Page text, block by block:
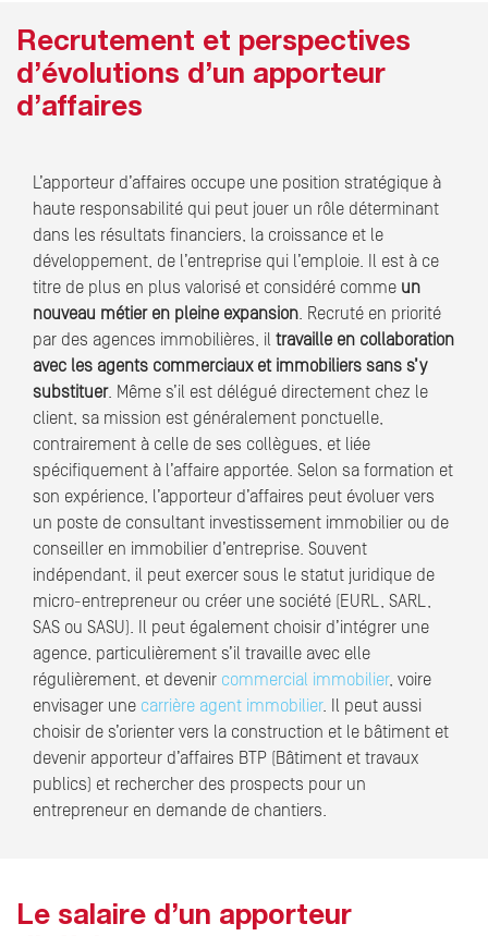
Recrutement et perspectives
d’évolutions d’un apporteur
d’affaires
L’apporteur d’affaires occupe une position stratégique à
haute responsabilité qui peut jouer un rôle déterminant
dans les résultats financiers, la croissance et le
développement, de l’entreprise qui l’emploie. Il est à ce
titre de plus en plus valorisé et considéré comme un
nouveau métier en pleine expansion. Recruté en priorité
par des agences immobilières, il travaille en collaboration
avec les agents commerciaux et immobiliers sans s’y
substituer. Même s’il est délégué directement chez le
client, sa mission est généralement ponctuelle,
contrairement à celle de ses collègues, et liée
spécifiquement à l’affaire apportée. Selon sa formation et
son expérience, l’apporteur d’affaires peut évoluer vers
un poste de consultant investissement immobilier ou de
conseiller en immobilier d’entreprise. Souvent
indépendant, il peut exercer sous le statut juridique de
micro-entrepreneur ou créer une société (EURL, SARL,
SAS ou SASU). Il peut également choisir d’intégrer une
agence, particulièrement s’il travaille avec elle
régulièrement, et devenir commercial immobilier, voire
envisager une carrière agent immobilier. Il peut aussi
choisir de s’orienter vers la construction et le bâtiment et
devenir apporteur d’affaires BTP (Bâtiment et travaux
publics) et rechercher des prospects pour un
entrepreneur en demande de chantiers.
Le salaire d’un apporteur